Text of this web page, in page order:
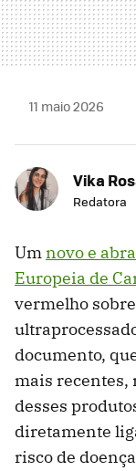
11 maio 2026
Vika
Redatora
Umnovo e
Europeia de
vermelho
documento,
mais recentes,
desses
diretamente
risco de